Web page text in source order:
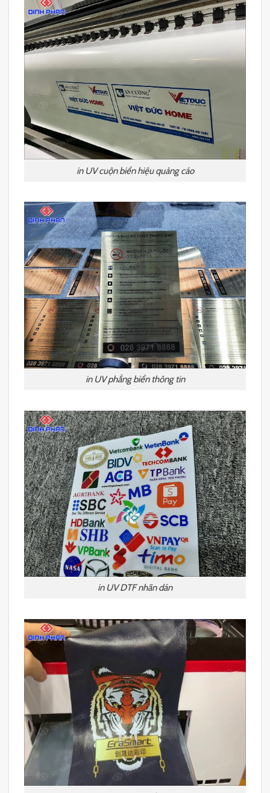
in UV cuộn biển hiệu quảng cáo
in UV phẳng biển thông tin
in UV DTF nhãn dán